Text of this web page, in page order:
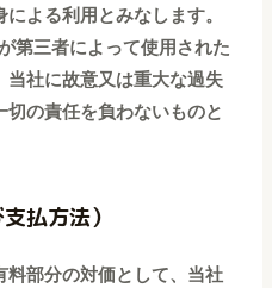
よる利用とみなします。
第三者によって使用された
社に故意又は重大な過失
の責任を負わないものと
払方法）
部分の対価として、当社